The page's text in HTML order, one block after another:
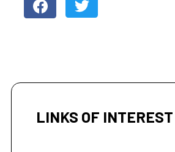
LINKS OF INTEREST